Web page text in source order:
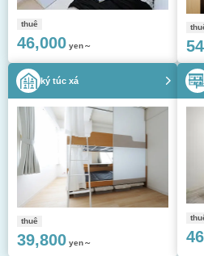
thuê
46,000 yen～
ký túc xá
thuê
39,800 yen～